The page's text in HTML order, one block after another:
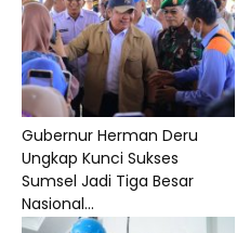
Gubernur Herman Deru
Ungkap Kunci Sukses
Sumsel Jadi Tiga Besar
Nasional...